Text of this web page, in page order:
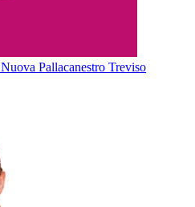
Nuova Pallacanestro Treviso